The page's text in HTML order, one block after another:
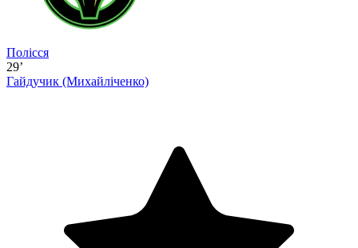
Полісся
29’
Гайдучик (Михайліченко)